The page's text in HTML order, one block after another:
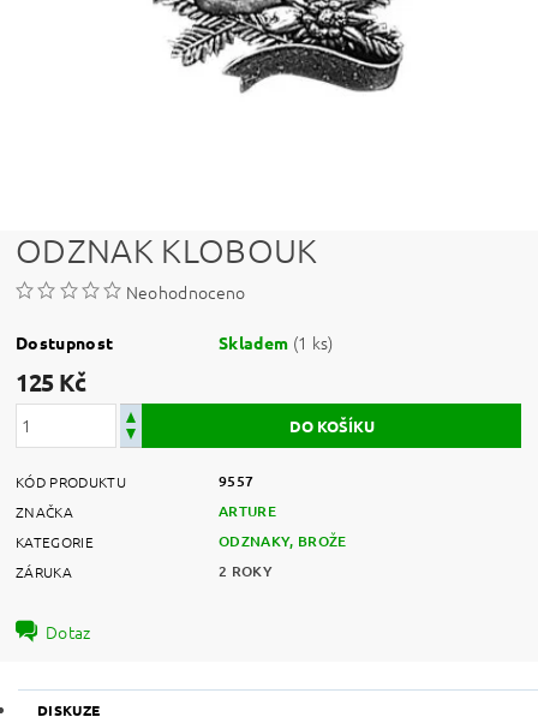
ODZNAK KLOBOUK
Neohodnoceno
Dostupnost Skladem (1 ks)
125 Kč
KÓD PRODUKTU 9557
ZNAČKA ARTURE
KATEGORIE ODZNAKY, BROŽE
ZÁRUKA 2 ROKY
Dotaz
DISKUZE